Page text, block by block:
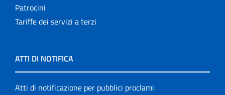
Patrocini
Tariffe dei servizi a terzi
ATTI DI NOTIFICA
Atti di notificazione per pubblici proclami